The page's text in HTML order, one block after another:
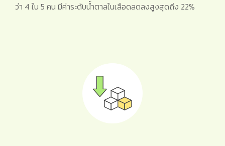
ว่า 4 ใน 5 คน มีค่าระดับน้ำตาลในเลือดลดลงสูงสุดถึง 22%